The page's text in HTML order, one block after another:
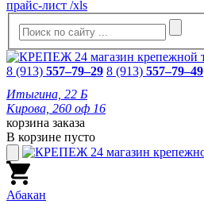
прайс-лист /xls
8 (913) 557–79–29 8 (913) 557–79–49
Итыгина, 22 Б
Кирова, 260 оф 16
корзина заказа
В корзине пусто
Абакан